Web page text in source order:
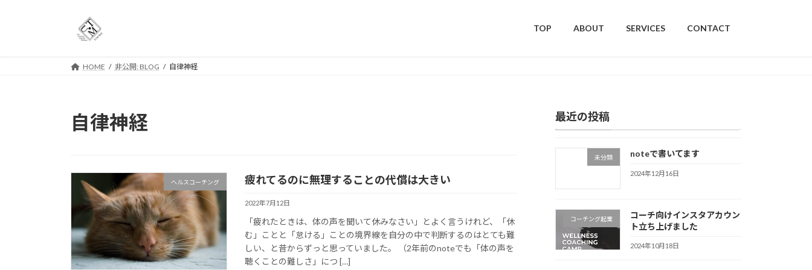
TOP ABOUT SERVICES CONTACT
HOME 非公開: BLOG 自律神経
自律神経
ヘルスコーチング 疲れてるのに無理することの代償は大きい
2022年7月12日
「疲れたときは、体の声を聞いて休みなさい」とよく言うけれど、「休
む」ことと「怠ける」ことの境界線を自分の中で判断するのはとても難
しい、と昔からずっと思っていました。 （2年前のnoteでも「体の声を
聴くことの難しさ」につ […]
最近の投稿
未分類 noteで書いてます
2024年12月16日
コーチング起業
コーチ向けインスタアカウン
ト立ち上げました
2024年10月18日